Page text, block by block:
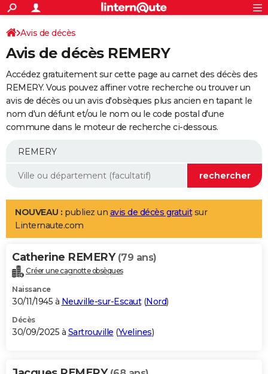
ACTUALITÉS
Politique
Société
Faits Divers
Education
Monde
Villes
+
SPORT
Coupe du monde 2026
Football
Tennis
Cyclisme
Rugby
Forum
Programme TV
TNT
Streaming
Cinéma
Sorties cinéma
Musique
+
FINANCE
Retraite
Epargne
Immobilier
Risques naturels par ville
Banque
Assurance
AUTO
Essais
Réserver un essai
Citadines
Berlines
SUV
Forum auto
+
Mobiles
Meilleur smartphone
Internet
Ordinateurs
Jeux vidéo
Guide high-tech
Aménagement intérieur
LIFESTYLE
Art de vivre
Bien-être
Loisirs
Mode
Modes de vie
Alimentation
Guide de la santé
Maladies
Médicaments
Sommeil
VOYAGE
Destinations
City break
Voyage nature
Voyage de noces
Forum
Climat
+PHOTO
GUIDES D'ACHAT
BONS PLANS
Avis de décès
Avis de décès REMERY
Accédez gratuitement sur cette page au carnet des décès des
REMERY. Vous pouvez affiner votre recherche ou trouver un
avis de décès ou un avis d'obsèques plus ancien en tapant le
nom d'un défunt et/ou le nom ou le code postal d'une
commune dans le moteur de recherche ci-dessous.
NOUVEAU : publiez un avis de décès gratuitsur
Linternaute.com
Catherine REMERY (79 ans)
Créer une cagnotte obsèques
Naissance
30/11/1945 à Neuville-sur-Escaut(Nord)
Décès
30/09/2025 à Sartrouville (Yvelines)